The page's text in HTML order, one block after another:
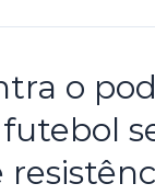
o